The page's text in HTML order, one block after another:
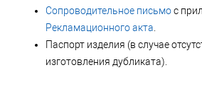
Сопроводительное письмос
Рекламационного акта
Паспорт изделия (в случае
изготовления дубликата).